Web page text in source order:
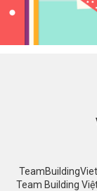
Team Building